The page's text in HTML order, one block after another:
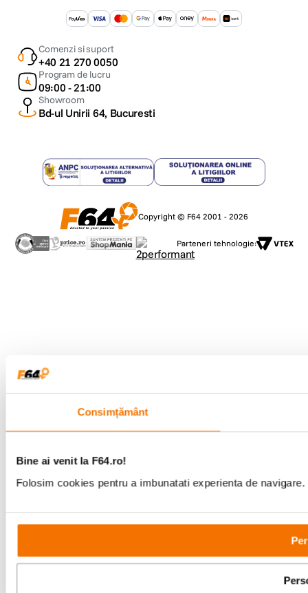
Consimțământ
Bine ai venit la F64.ro!
Folosim cookies pentru a imbunatati experienta de
Comenzi si suport
+40 21 270 0050
Program de lucru
09:00 - 21:00
Showroom
Bd-ul Unirii 64, Bucuresti
Copyright © F64 2001 - 2026
Parteneri tehnologie: